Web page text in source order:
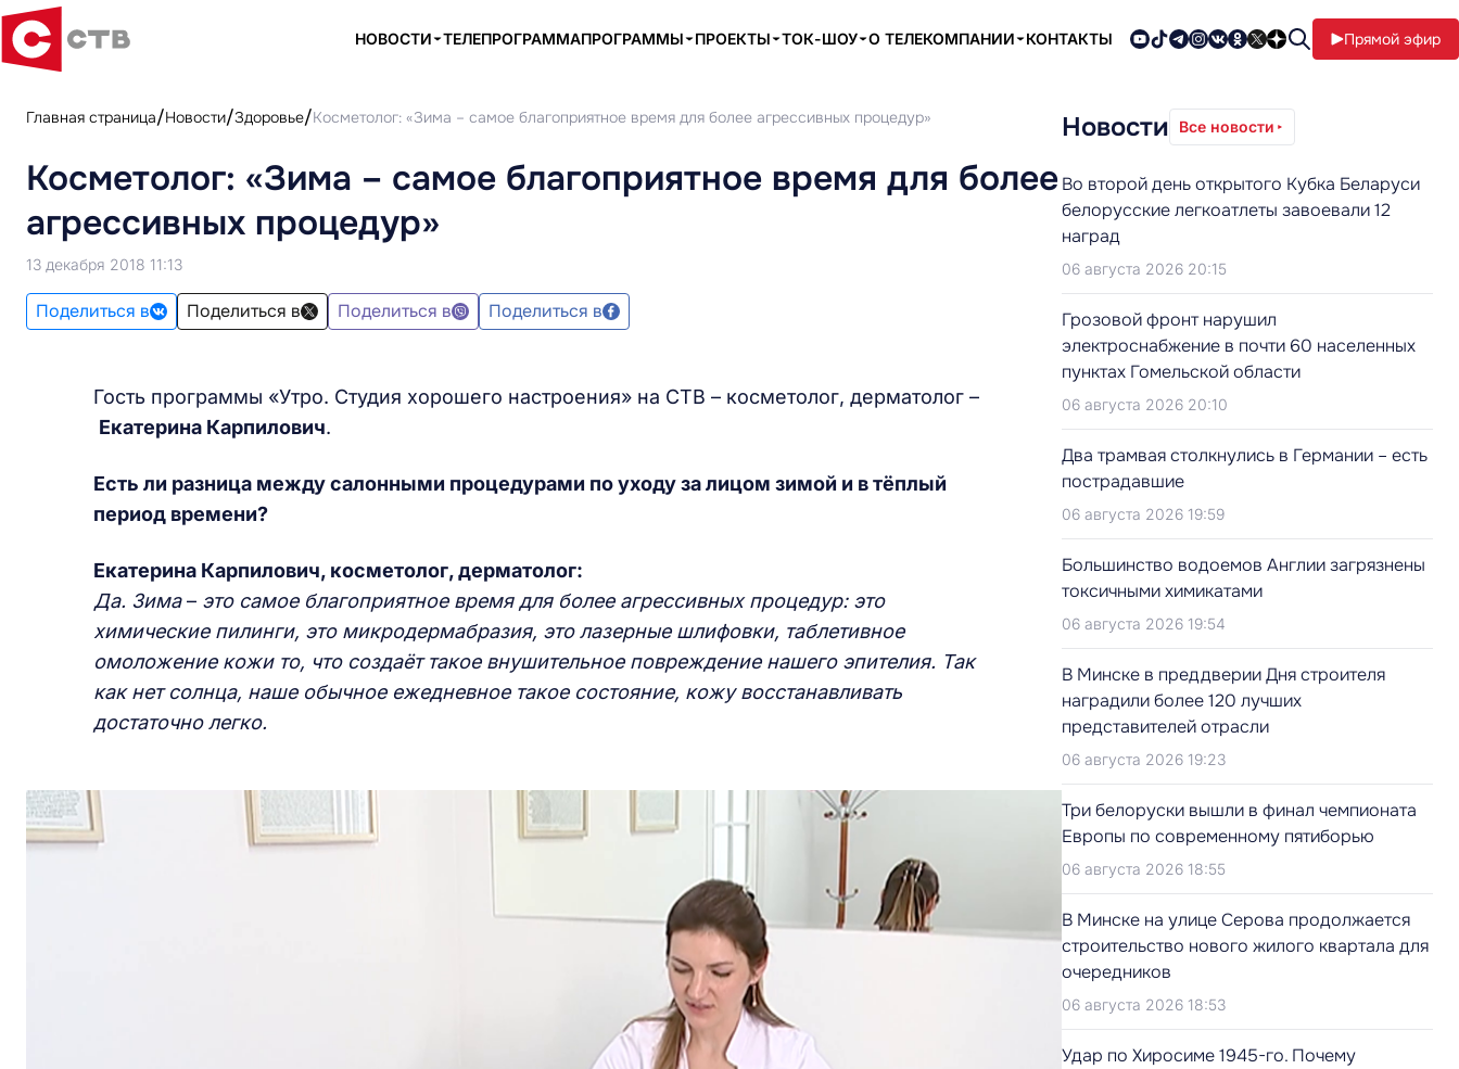
НОВОСТИ ТЕЛЕПРОГРАММАПРОГРАММЫ ПРОЕКТЫ ТОК-ШОУ О ТЕЛЕКОМПАНИИ КОНТАКТЫ Прямой эфир
Главная страница Новости Здоровье Косметолог: «Зима – самое благоприятное время для более агрессивных процедур»
Косметолог: «Зима – самое благоприятное время для более
агрессивных процедур»
13 декабря 2018 11:13
Поделиться в Поделиться в Поделиться в Поделиться в
Гость программы «Утро. Студия хорошего настроения» на СТВ – косметолог, дерматолог –
Екатерина Карпилович.
Есть ли разница между салонными процедурами по уходу за лицом зимой и в тёплый
период времени?
Екатерина Карпилович, косметолог, дерматолог:
Да. Зима– это самое благоприятное время для более агрессивных процедур: это
химические пилинги, это микродермабразия, это лазерные шлифовки, таблетивное
омоложение кожи то, что создаёт такое внушительное повреждение нашего эпителия. Так
как нет солнца, наше обычное ежедневное такое состояние, кожу восстанавливать
достаточно легко.
Новости Все новости
Во второй день открытого Кубка Беларуси
белорусские легкоатлеты завоевали 12
наград
06 августа 2026 20:15
Грозовой фронт нарушил
электроснабжение в почти 60 населенных
пунктах Гомельской области
06 августа 2026 20:10
Два трамвая столкнулись в Германии – есть
пострадавшие
06 августа 2026 19:59
Большинство водоемов Англии загрязнены
токсичными химикатами
06 августа 2026 19:54
В Минске в преддверии Дня строителя
наградили более 120 лучших
представителей отрасли
06 августа 2026 19:23
Три белоруски вышли в финал чемпионата
Европы по современному пятиборью
06 августа 2026 18:55
В Минске на улице Серова продолжается
строительство нового жилого квартала для
очередников
06 августа 2026 18:53
Удар по Хиросиме 1945-го. Почему